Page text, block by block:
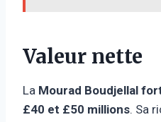
Valeur nette
La Mourad Boudjellal
£40 et £50 millions. Sa